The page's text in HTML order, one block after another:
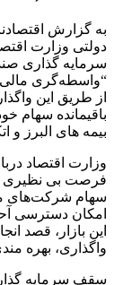
به گزارش
دولتی وزارت
“واسطه‌گری مالی
از طریق این
باقیمانده سهام
بیمه ‏های البرز و
وزارت اقتصاد
فرصت بی ‏نظیری
سهام شرکت‌های
امکان دسترسی
این بازار، قصد
واگذاری، بهره ‏مندی
سقف سرمایه